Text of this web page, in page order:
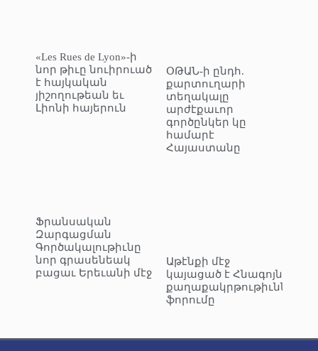
«Les Rues de Lyon»-ի
նոր թիւը նուիրուած
է հայկական
յիշողութեան եւ
Լիոնի հայերուն
Ֆրանսական
Զարգացման
Գործակալութիւնը
նոր գրասենեակ
բացաւ Երեւանի մէջ
ՕԹԱՆ-ի ընդհ.
քարտուղարի
տեղակալը
արժէքաւոր
գործընկեր կը
համարէ
Հայաստանը
Աթէնքի մէջ
կայացած է Հնագոյն
քաղաքակրթութիւններու
ֆորումը